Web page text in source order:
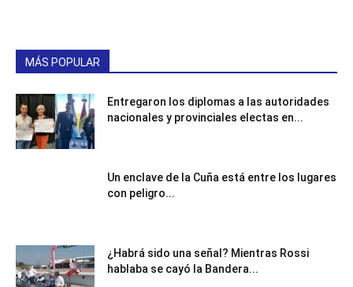
MÁS POPULAR
Entregaron los diplomas a las autoridades
nacionales y provinciales electas en...
Un enclave de la Cuña está entre los lugares
con peligro...
¿Habrá sido una señal? Mientras Rossi
hablaba se cayó la Bandera...